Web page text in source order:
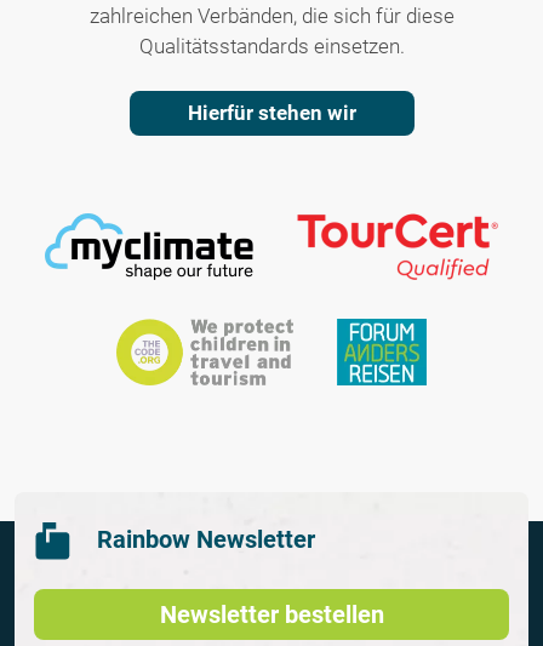
zahlreichen Verbänden, die sich für diese
Qualitätsstandards einsetzen.
Hierfür stehen wir
Rainbow Newsletter
Newsletter bestellen